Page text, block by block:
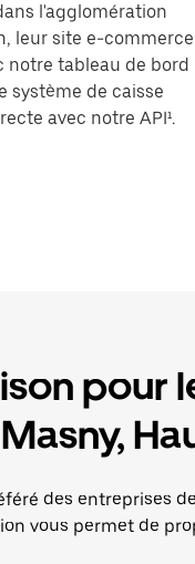
l'agglomération
leur site e-commerce
notre tableau de bord
système de caisse
avec notre API¹.
pour
des entreprises
vous permet de